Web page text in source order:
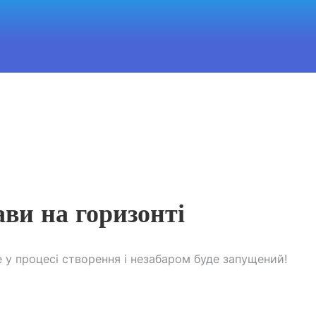
на горизонті
процесі створення і незабаром буде запущений!